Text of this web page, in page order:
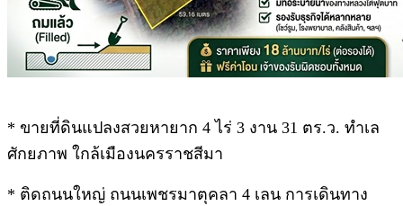
* ขายที่ดินแปลงสวยหายาก 4 ไร่ 3 งาน 31 ตร.ว. ทำเล
ศักยภาพ ใกล้เมืองนครราชสีมา
* ติดถนนใหญ่ ถนนเพชรมาตุคลา 4 เลน การเดินทาง